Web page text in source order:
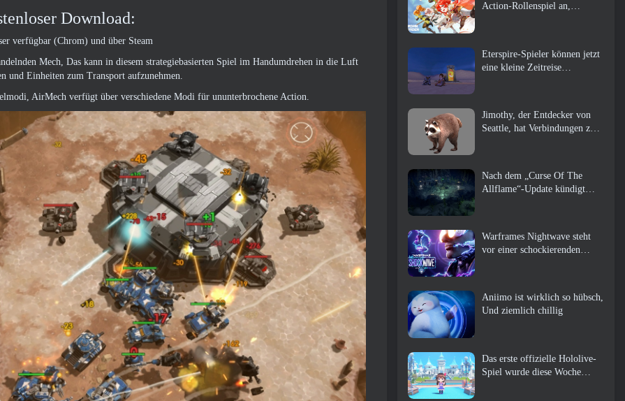
Download:
verfügbar (Chrom) und über Steam
Mech, Das kann in diesem strategiebasierten Spiel im Handumdrehen in die Luft
und Einheiten zum Transport aufzunehmen.
AirMech verfügt über verschiedene Modi für ununterbrochene Action.
Action-Rollenspiel an,
Eterspire-Spieler können jetzt
eine kleine Zeitreise
Jimothy, der Entdecker von
Seattle, hat Verbindungen zu
Nach dem „Curse Of The
Allflame“-Update kündigt
Warframes Nightwave steht
vor einer schockierenden
Aniimo ist wirklich so hübsch,
Und ziemlich chillig
Das erste offizielle Hololive-
Spiel wurde diese Woche